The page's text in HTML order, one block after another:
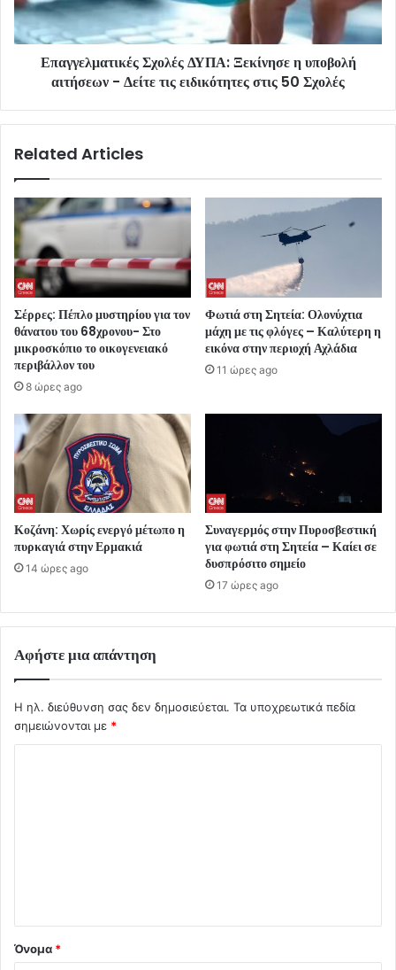
Επαγγελματικές Σχολές ΔΥΠΑ: Ξεκίνησε η υποβολή
αιτήσεων - Δείτε τις ειδικότητες στις 50 Σχολές
Related Articles
Σέρρες: Πέπλο μυστηρίου για τον
θάνατου του 68χρονου- Στο
μικροσκόπιο το οικογενειακό
περιβάλλον του
8 ώρες ago
Φωτιά στη Σητεία: Ολονύχτια
μάχη με τις φλόγες – Καλύτερη η
εικόνα στην περιοχή Αχλάδια
11 ώρες ago
Κοζάνη: Χωρίς ενεργό μέτωπο η
πυρκαγιά στην Ερμακιά
14 ώρες ago
Συναγερμός στην Πυροσβεστική
για φωτιά στη Σητεία – Καίει σε
δυσπρόσιτο σημείο
17 ώρες ago
Αφήστε μια απάντηση
Η ηλ. διεύθυνση σας δεν δημοσιεύεται. Τα υποχρεωτικά πεδία
σημειώνονται με *
Όνομα *